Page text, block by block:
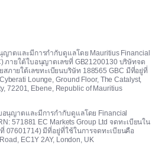
ญาตและมีการกำกับดูแลโดย Mauritius Financial
ภายใต้ใบอนุญาตเลขที่ GB21200130 บริษัทจด
สภายใต้เลขทะเบียนบริษัท 188565 GBC มีที่อยู่ที่
Lounge, Ground Floor, The Catalyst,
72201, Ebene, Republic of Mauritius
อนุญาตและมีการกำกับดูแลโดย Financial
571881 EC Markets Group Ltd จดทะเบียนใน
07601714) มีที่อยู่ที่ใช้ในการจดทะเบียนคือ
EC1Y 2AY, London, UK